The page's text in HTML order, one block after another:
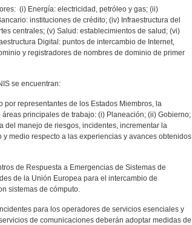
(i) Energía: electricidad, petróleo y gas; (ii)
instituciones de crédito; (iv) Infraestructura del
centrales; (v) Salud: establecimientos de salud; (vi)
Digital: puntos de intercambio de Internet,
y registradores de nombres de dominio de primer
se encuentran:
representantes de los Estados Miembros, la
principales de trabajo: (i) Planeación; (ii) Gobierno;
del manejo de riesgos, incidentes, incrementar la
medio respecto a las experiencias y avances obtenidos
de Respuesta a Emergencias de Sistemas de
de la Unión Europea para el intercambio de
sistemas de cómputo.
para los operadores de servicios esenciales y
de comunicaciones deberán adoptar medidas de